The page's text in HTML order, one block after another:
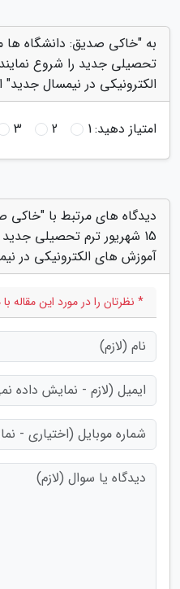
تحصیلی جدید را شروع
الکترونیکی در نیمسال جدید"
امتیاز دهید:1
2
3
دیدگاه های مرتبط با "خاکی
15 شهریور ترم تحصیلی
آموزش های الکترونیکی در
* نظرتان را در مورد این مقاله